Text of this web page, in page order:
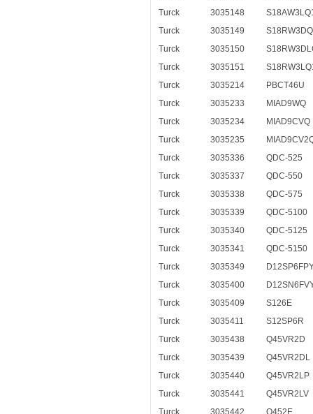
Turck
3035148
Turck
3035149
Turck
3035150
Turck
3035151
Turck
3035214
PBCT46U
Turck
3035233
MIAD9WQ
Turck
3035234
MIAD9CVQ
Turck
3035235
Turck
3035336
QDC-525
Turck
3035337
QDC-550
Turck
3035338
QDC-575
Turck
3035339
QDC-5100
Turck
3035340
QDC-5125
Turck
3035341
QDC-5150
Turck
3035349
Turck
3035400
Turck
3035409
S126E
Turck
3035411
S12SP6R
Turck
3035438
Q45VR2D
Turck
3035439
Q45VR2DL
Turck
3035440
Q45VR2LP
Turck
3035441
Q45VR2LV
Turck
3035442 Q452E